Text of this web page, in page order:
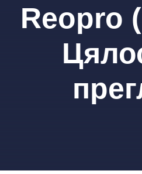
Reopro